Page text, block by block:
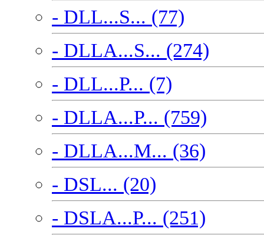
- DLL...S... (77)
- DLLA...S... (274)
- DLL...P... (7)
- DLLA...P... (759)
- DLLA...M... (36)
- DSL... (20)
- DSLA...P... (251)